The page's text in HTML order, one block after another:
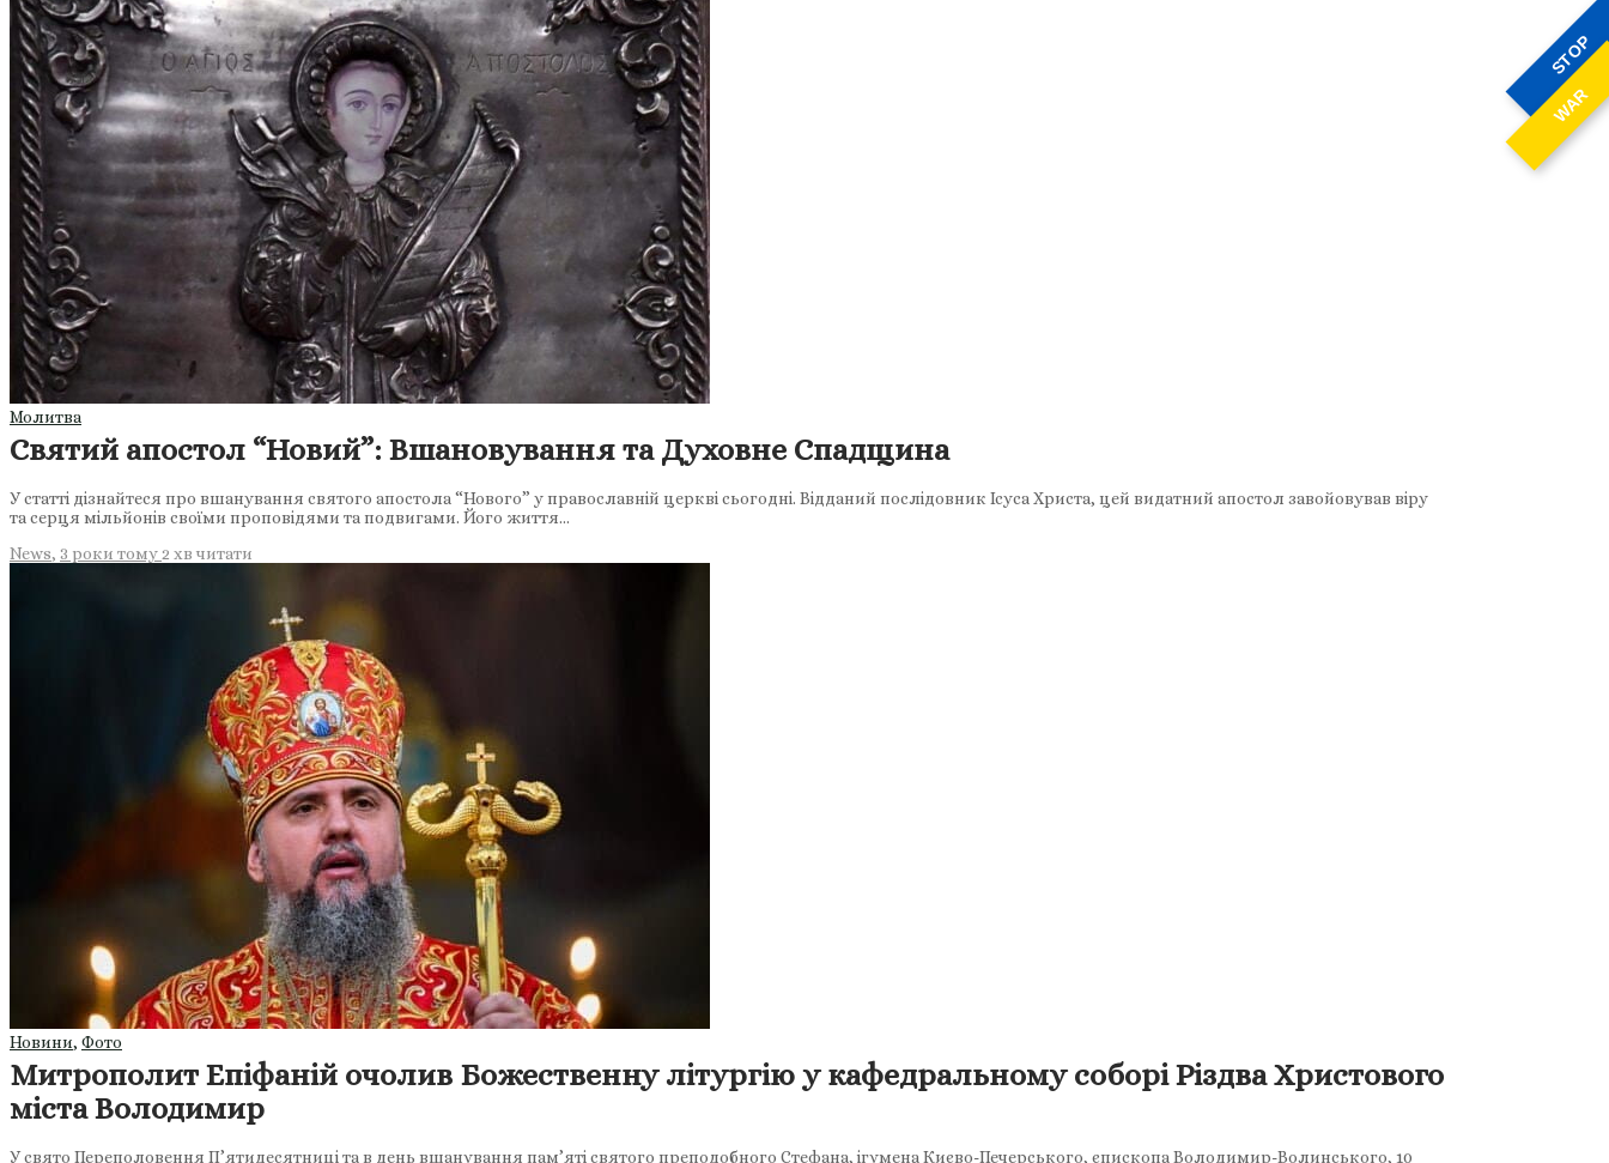
STOP
WAR
Молитва
Святий апостол “Новий”: Вшановування та Духовне Спадщина
У статті дізнайтеся про вшанування святого апостола “Нового” у православній церкві сьогодні. Відданий послідовник Ісуса Христа, цей видатний апостол завойовував віру
та серця мільйонів своїми проповідями та подвигами. Його життя…
News, 3 роки тому 2 хв читати
Новини, Фото
Митрополит Епіфаній очолив Божественну літургію у кафедральному соборі Різдва Христового
міста Володимир
У свято Переполовення Пʼятидесятниці та в день вшанування памʼяті святого преподобного Стефана, ігумена Києво-Печерського, єпископа Володимир-Волинського, 10